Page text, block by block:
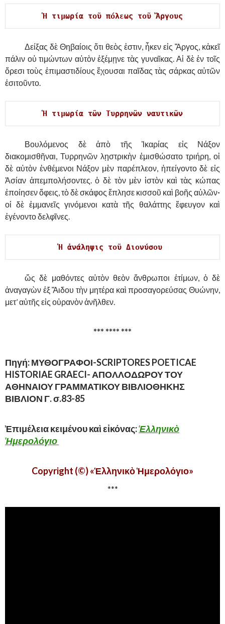
Ἡ τιμωρία τοῦ πόλεως τοῦ Ἄργους
Δείξας δὲ Θηβαίοις ὅτι θεὸς ἐστιν, ἧκεν εἰς Ἄργος, κἀκεῖ
πάλιν οὐ τιμώντων αὐτὸν ἐξέμῃνε τὰς γυναῖκας. Αἱ δὲ ἐν τοῖς
ὄρεσι τοὺς ἐπιμαστιδίους ἔχουσαι παῖδας τὰς σάρκας αὐτῶν
ἐσιτοῦντο.
Ἡ τιμωρία τῶν Τυρρηνῶν ναυτικῶν
Βουλόμενος δὲ ἀπὸ τῆς Ἰκαρίας εἰς Νάξον
διακομισθῆναι, Τυρρηνῶν λῃστρικὴν ἐμισθώσατο τριήρη, οἱ
δὲ αὐτὸν ἐνθέμενοι Νάξον μὲν παρέπλεον, ἠπείγοντο δὲ εἰς
Ἀσίαν ἀπεμπολήσοντες. ὁ δὲ τὸν μὲν ἱστὸν καὶ τὰς κώπας
ἐποίησεν ὄφεις, τὸ δὲ σκάφος ἔπλησε κισσοῦ καὶ βοῆς αὐλῶν·
οἱ δὲ ἐμμανεῖς γινόμενοι κατὰ τῆς θαλάττης ἔφευγον καὶ
ἐγένοντο δελφῖνες.
Ἡ ἀνάληψις τοῦ Διονύσου
ὥς δὲ μαθόντες αὐτὸν θεὸν ἄνθρωποι ἐτίμων, ὁ δὲ
ἀναγαγὼν ἐξ Ἅιδου τὴν μητέρα καὶ προσαγορεύσας Θυώνην,
μετ’ αὐτῆς εἰς οὐρανὸν ἀνῆλθεν.
*** **** ***
Πηγή: ΜΥΘΟΓΡΑΦΟΙ-SCRIPTORES POETICAE
HISTORIAE GRAECI- ΑΠΟΛΛΟΔΩΡΟΥ ΤΟΥ
ΑΘΗΝΑΙΟΥ ΓΡΑΜΜΑΤΙΚΟΥ ΒΙΒΛΙΟΘΗΚΗΣ
ΒΙΒΛΙΟΝ Γ. σ.83-85
Ἐπιμέλεια κειμένου καὶ εἰκόνας:Ἑλληνικὸ
Ἡμερολόγιο
Copyright (©) «Ἑλληνικὸ Ἡμερολόγιο»
***